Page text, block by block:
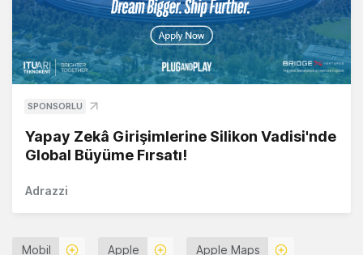
SPONSORLU
Yapay Zekâ Girişimlerine Silikon Vadisi'nde
Global Büyüme Fırsatı!
Adrazzi
Mobil Apple Apple Maps